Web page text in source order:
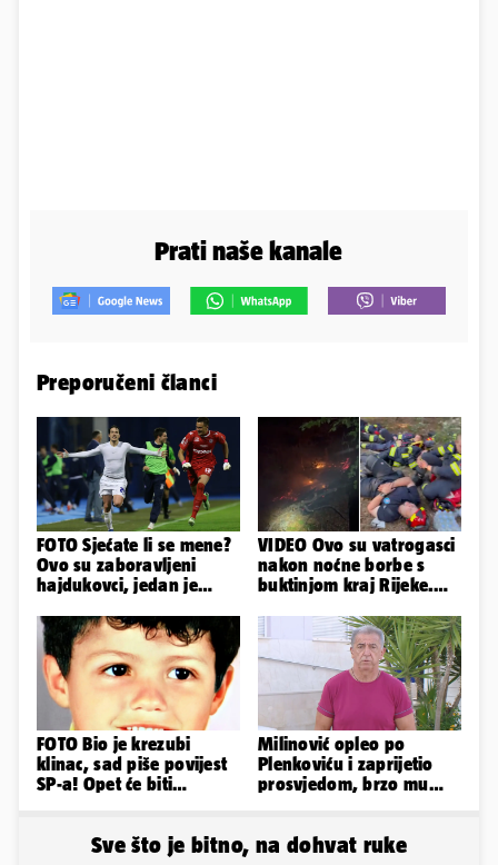
Prati naše kanale
Preporučeni članci
FOTO Sjećate li se mene?
Ovo su zaboravljeni
hajdukovci, jedan je
VIDEO Ovo su vatrogasci
nakon noćne borbe s
buktinjom kraj Rijeke.
FOTO Bio je krezubi
klinac, sad piše povijest
SP-a! Opet će biti
Milinović opleo po
Plenkoviću i zaprijetio
prosvjedom, brzo mu
Sve što je bitno, na dohvat ruke